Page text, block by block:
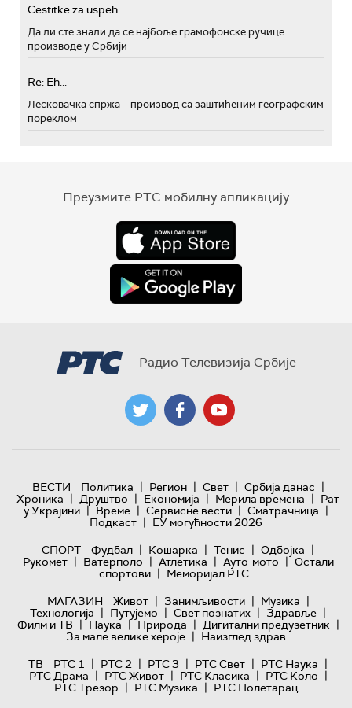
Cestitke za uspeh
Да ли сте знали да се најбоље грамофонске ручице
производе у Србији
Re: Eh...
Лесковачка спржа – производ са заштићеним географским
пореклом
Преузмите РТС мобилну апликацију
Радио Телевизија Србије
ВЕСТИ Политика | Регион | Свет | Србија данас |
Хроника | Друштво | Економија | Мерила времена | Рат
у Украјини | Време | Сервисне вести | Сматрачница |
Подкаст | ЕУ могућности 2026
СПОРТ
Фудбал | Кошарка | Тенис | Одбојка |
Рукомет | Ватерполо | Атлетика | Ауто-мото | Остали
спортови | Меморијал РТС
МАГАЗИН
Живот | Занимљивости | Музика |
Технологијa | Путујемо | Свет познатих | Здравље |
Филм и ТВ | Наука | Природа | Дигитални предузетник |
За мале велике хероје | Наизглед здрав
ТВ
РТС 1 | РТС 2 | РТС 3 | РТС Свет | РТС Наука |
РТС Драма | РТС Живот | РТС Класика | РТС Коло |
РТС Трезор | РТС Музика | РТС Полетарац